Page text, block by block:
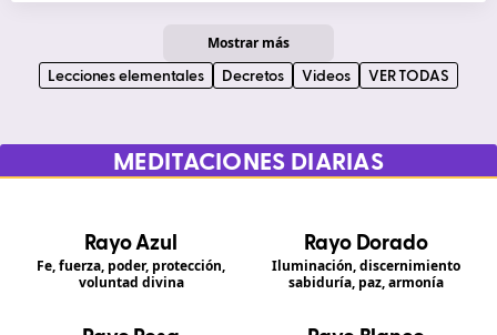
Mostrar más
Lecciones elementales Decretos Videos VER TODAS
MEDITACIONES DIARIAS
Rayo Azul
Fe, fuerza, poder, protección,
voluntad divina
Rayo Dorado
Iluminación, discernimiento
sabiduría, paz, armonía